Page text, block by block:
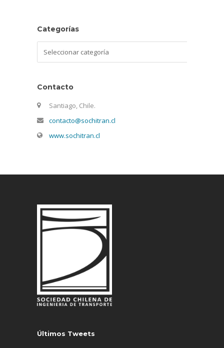
Categorías
Contacto
Santiago, Chile.
contacto@sochitran.cl
www.sochitran.cl
Últimos Tweets